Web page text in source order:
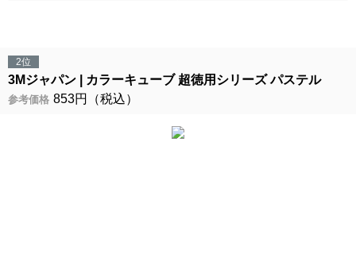
2位
3Mジャパン カラーキューブ 超徳用シリーズ パステル
参考価格 853円（税込）